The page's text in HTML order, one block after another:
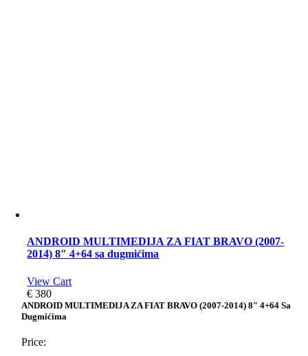
ANDROID MULTIMEDIJA ZA FIAT BRAVO (2007-
2014) 8″ 4+64 sa dugmićima
View Cart
€ 380
ANDROID MULTIMEDIJA ZA FIAT BRAVO (2007-2014) 8″ 4+64 Sa
Dugmićima
Price: